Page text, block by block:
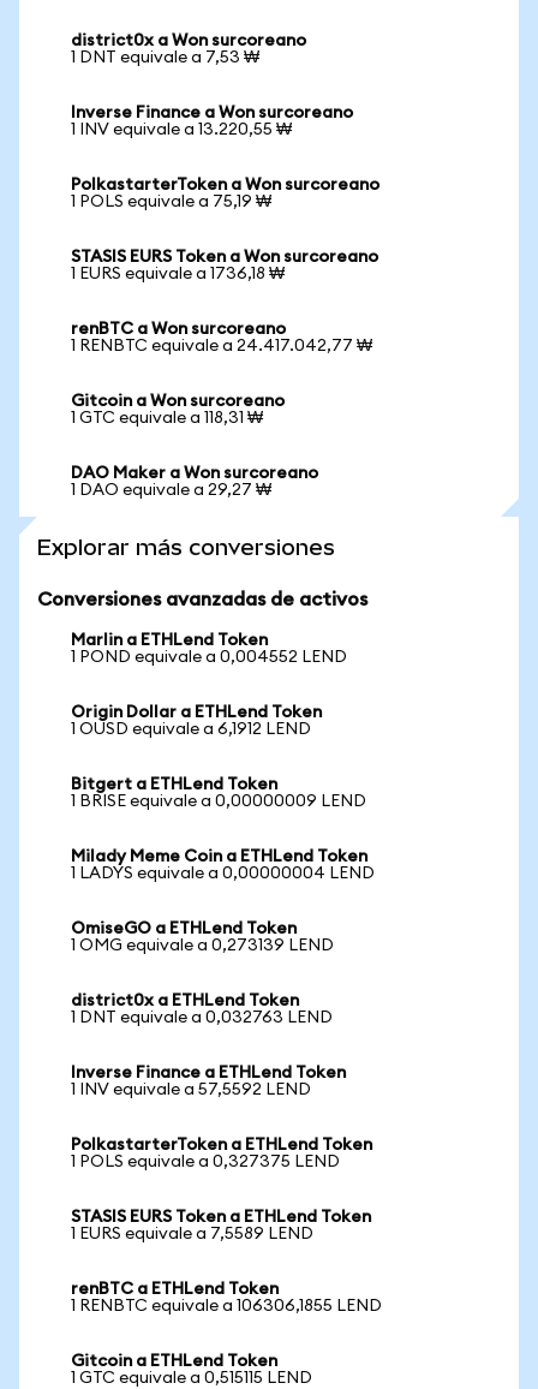
district0x a Won surcoreano
1 DNT equivale a 7,53 ₩
Inverse Finance a Won surcoreano
1 INV equivale a 13.220,55 ₩
PolkastarterToken a Won surcoreano
1 POLS equivale a 75,19 ₩
STASIS EURS Token a Won surcoreano
1 EURS equivale a 1736,18 ₩
renBTC a Won surcoreano
1 RENBTC equivale a 24.417.042,77 ₩
Gitcoin a Won surcoreano
1 GTC equivale a 118,31 ₩
DAO Maker a Won surcoreano
1 DAO equivale a 29,27 ₩
Explorar más conversiones
Conversiones avanzadas de activos
Marlin a ETHLend Token
1 POND equivale a 0,004552 LEND
Origin Dollar a ETHLend Token
1 OUSD equivale a 6,1912 LEND
Bitgert a ETHLend Token
1 BRISE equivale a 0,00000009 LEND
Milady Meme Coin a ETHLend Token
1 LADYS equivale a 0,00000004 LEND
OmiseGO a ETHLend Token
1 OMG equivale a 0,273139 LEND
district0x a ETHLend Token
1 DNT equivale a 0,032763 LEND
Inverse Finance a ETHLend Token
1 INV equivale a 57,5592 LEND
PolkastarterToken a ETHLend Token
1 POLS equivale a 0,327375 LEND
STASIS EURS Token a ETHLend Token
1 EURS equivale a 7,5589 LEND
renBTC a ETHLend Token
1 RENBTC equivale a 106306,1855 LEND
Gitcoin a ETHLend Token
1 GTC equivale a 0,515115 LEND